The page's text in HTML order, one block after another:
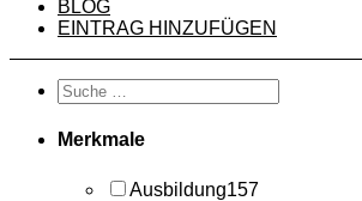
BLOG
EINTRAG HINZUFÜGEN
Merkmale
Ausbildung157